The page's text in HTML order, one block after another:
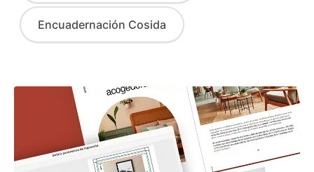
Encuadernación Cosida